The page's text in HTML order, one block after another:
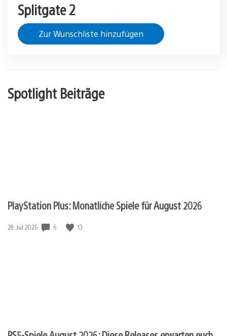
Splitgate 2
Zur Wunschliste hinzufügen
Spotlight Beiträge
PlayStation Plus: Monatliche Spiele für August 2026
Veröffentlichungsdatum:
28. Jul 2026 6 13